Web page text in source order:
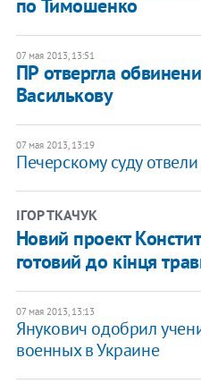
по Тимошенко
07 мая 2013, 13:51
ПР отвергла
Василькову
07 мая 2013, 13:19
Печерскому суду
ІГОР ТКАЧУК
Новий проект
готовий до кінця
07 мая 2013, 13:13
Янукович одобрил
военных в Украине